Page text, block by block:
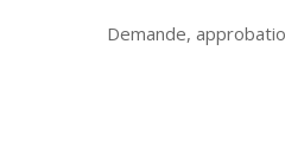
Demande,